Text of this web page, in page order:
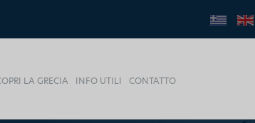
LA GRECIA INFO UTILI CONTATTO